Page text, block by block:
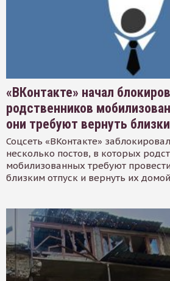
«ВКонтакте» начал
родственников
они требуют вернуть
Соцсеть «ВКонтакте»
несколько постов, в которых
мобилизованных требуют
близким отпуск и вернуть их домой